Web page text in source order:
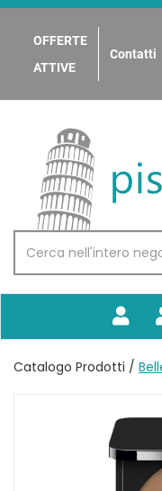
Passa
contenuto
principale
OFFERTE
ATTIVE
Contatti
PisaPharma
Prodotto
Catalogo Prodotti /